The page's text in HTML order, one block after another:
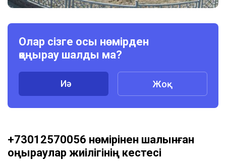
Олар сізге осы нөмірден
қоңырау шалды ма?
Иә Жоқ
+73012570056 нөмірінен шалынған
қоңыраулар жиілігінің кестесі